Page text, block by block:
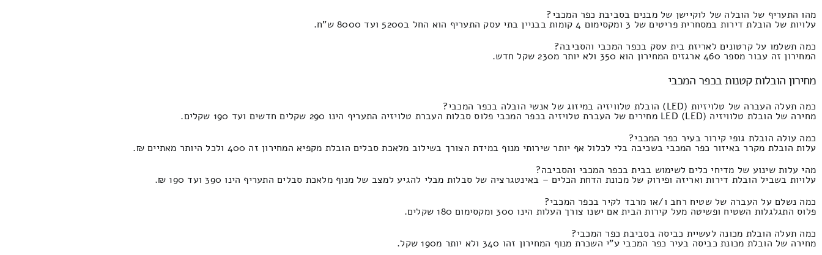
מהו התעריף של הובלה של לוקיישן של מבנים בסביבת כפר המכבי?
עלויות של הובלת דירות במסחרית פריטים של 3 ומקסימום 4 קומות בבניין בתי עסק התעריף הוא החל ב5200 ועד 8000 ש"ח.
כמה תשלמו על קרטונים לאריזת בית עסק בכפר המכבי והסביבה?
המחירון זה עבור מספר 460 ארגזים המחירון הוא 350 ולא יותר מ230 שקל חדש.
מחירון הובלות קטנות בכפר המכבי
כמה תעלה העברה של טלויזיות (LED) הובלת טלוויזיה במיזוג של אנשי הובלה בכפר המכבי?
מחירה של הובלת טלוויזיה LED (LED) מחירים של העברת טלויזיה בכפר המכבי פלוס סבלות העברת טלויזיה התעריף הינו 290 שקלים חדשים ועד 190 שקלים.
כמה עולה הובלת גופי קירור בעיר כפר המכבי?
עלות הובלת מקרר באיזור כפר המכבי בשכיבה בלי לכלול אף יותר שירותי מנוף במידת הצורך בשילוב מלאכת סבלים הובלת מקפיא המחירון זה 400 ולכל היותר מאתיים ₪.
מהי עלות שינוע של מדיחי כלים לשימוש בבית בכפר המכבי והסביבה?
עלויות בשביל הובלת דירות ואריזה ופירוק של מכונת הדחת הכלים – באינטגרציה של סבלות מבלי להגיע למצב של מנוף מלאכת סבלים התעריף הינו 390 ועד 190 ₪.
כמה נשלם על העברה של שטיח רחב ו/או מרבד לקיר בכפר המכבי?
פלוס התגלגלות השטיח ופשיטה מעל קירות הבית אם ישנו צורך העלות הינו 300 ומקסימום 180 שקלים.
כמה תעלה הובלת מכונה לעשיית כביסה בסביבת כפר המכבי?
מחירה של הובלת מכונת כביסה בעיר כפר המכבי ע"י השכרת מנוף המחירון זהו 340 ולא יותר מ190 שקל.